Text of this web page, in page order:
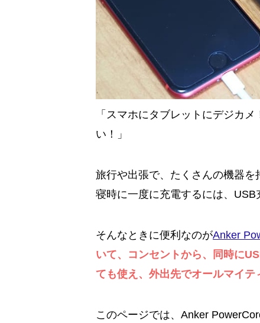
「スマホにタブレットにデジカ
い！」
旅行や出張で、たくさんの機器
寝時に一度に充電するには、USB
そんなときに便利なのがAnker
いて、コンセントから、同時に
ても使え、外出先でオールマイテ
このページでは、Anker